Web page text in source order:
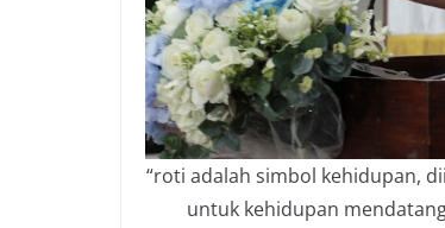
“roti adalah simbol kehidupan,
untuk kehidupan